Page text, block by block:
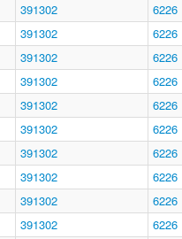
391302
6226
391302
6226
391302
6226
391302
6226
391302
6226
391302
6226
391302
6226
391302
6226
391302
6226
391302
6226